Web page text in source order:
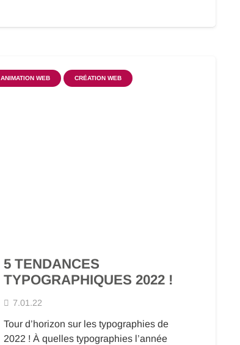
ANIMATION WEB CRÉATION WEB
5 TENDANCES
TYPOGRAPHIQUES 2022 !
7.01.22
Tour d’horizon sur les typographies de
2022 ! À quelles typographies l’année